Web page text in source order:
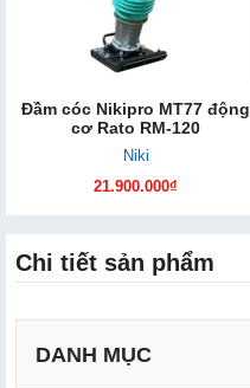
Đầm cóc Nikipro MT77 động
cơ Rato RM-120
Niki
21.900.000₫
Chi tiết sản phẩm
DANH MỤC